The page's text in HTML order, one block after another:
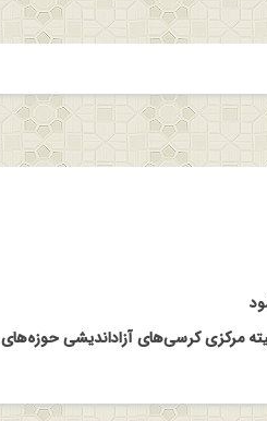
مرکزی کرسی‌های آزاداندیشی حوزه‌های